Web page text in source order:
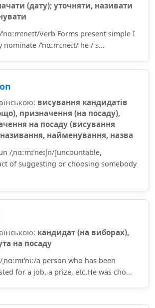
(дату); уточняти, називати
Verb Forms present simple I
/ˈnɑːmɪneɪt/ he / s...
висування кандидатів
призначення (на посаду),
на посаду (висування
найменування, назва
/ˌnɑːmɪˈneɪʃn/[uncountable,
of suggesting or choosing somebody
кандидат (на виборах),
на посаду
a person who has been
for a job, a prize, etc.He was cho...